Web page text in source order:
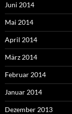
Juni 2014
Mai 2014
April 2014
März 2014
Februar 2014
Januar 2014
Dezember 2013